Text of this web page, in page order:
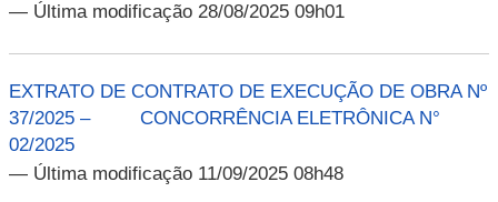
— Última modificação 28/08/2025 09h01
EXTRATO DE CONTRATO DE EXECUÇÃO DE OBRA Nº
37/2025 – CONCORRÊNCIA ELETRÔNICA N°
02/2025
— Última modificação 11/09/2025 08h48